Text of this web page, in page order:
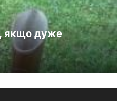
ЦИКЛ ЗДОРОВЯ
якщо дуже